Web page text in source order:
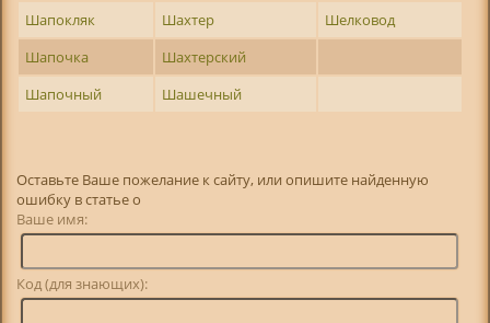
Шапокляк
Шахтер
Шелковод
Шапочка
Шахтерский
Шапочный
Шашечный
Оставьте Ваше пожелание к сайту, или опишите найденную
ошибку в статье о
Ваше имя:
Код (для знающих):